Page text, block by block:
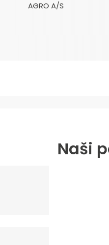
AGRO A/S
Naši